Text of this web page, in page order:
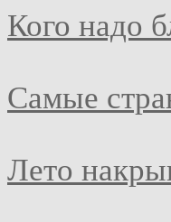
Кого надо
Самые
Лето